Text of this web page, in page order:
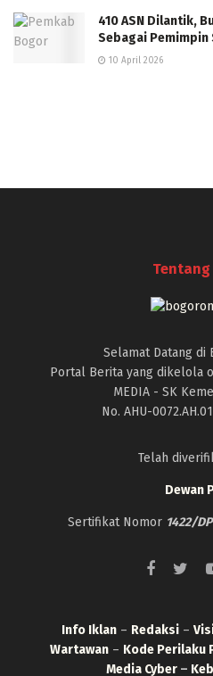
410 ASN Dilantik,
Sebagai Pemimpin
10 April 2026
Tentang
Selamat Datang di
Portal Berita yang dikelola
MEDIA - SK
No. AHU-
Telah
Dewan
Sertifikat Nomor 1422/
Info Iklan – Redaksi –
Wartawan – Kode Perilaku
Media Cyber –